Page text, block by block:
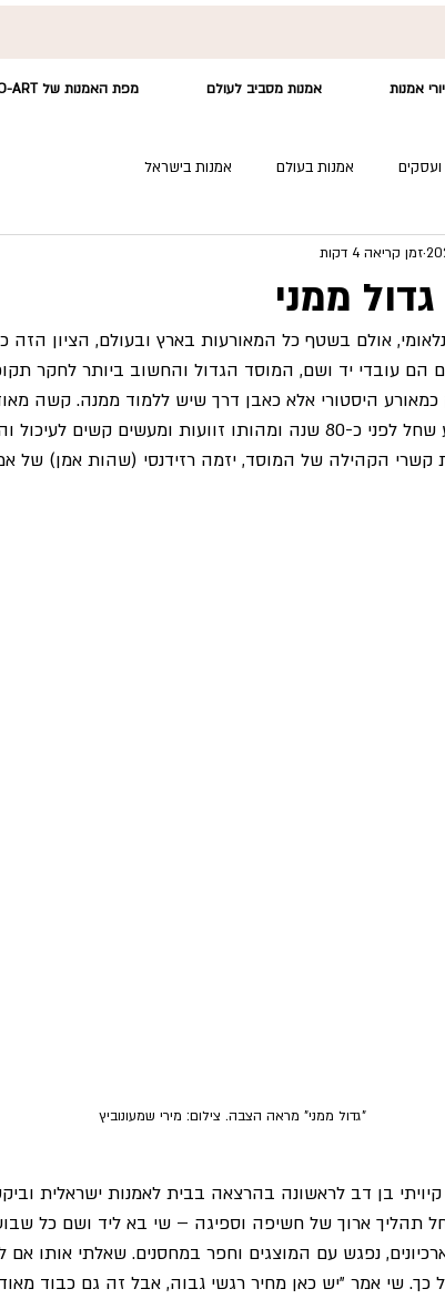
אמנות אמנות מסביב לעולם מפת האמנות של SO-ART
אמנות בעולם אמנות בישראל
ממני
זמן קריאה 4 דקות
אולם בשטף כל המאורעות בארץ ובעולם, הציון הזה
הם עובדי יד ושם, המוסד הגדול והחשוב ביותר לחקר
כמאורע היסטורי אלא כאבן דרך שיש ללמוד ממנה. קשה
היומיומית של הציבור אירוע שחל לפני כ-80 שנה ומהותו זוועות ומעשים
קשרי הקהילה של המוסד, יזמה רזידנסי (שהות אמן) של
"גדול ממני" מראה הצבה. צילום: מירי שמעונוביץ
בן דב לראשונה בהרצאה בבית לאמנות ישראלית
תהליך ארוך של חשיפה וספיגה – שי בא ליד ושם כל
נפגש עם המוצגים וחפר במחסנים. שאלתי אותו
כך. שי אמר "יש כאן מחיר רגשי גבוה, אבל זה גם כבוד